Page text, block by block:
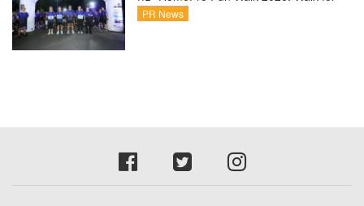
Life” ทุกก้าวที่เดิน… คือโอกาสแห่งการมี
PR News